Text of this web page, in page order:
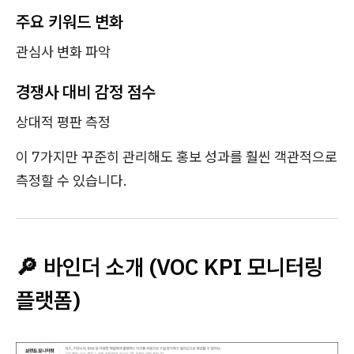
주요 키워드 변화
관심사 변화 파악
경쟁사 대비 감정 점수
상대적 평판 측정
이 7가지만 꾸준히 관리해도 홍보 성과를 훨씬 객관적으로
측정할 수 있습니다.
🔎 바인더 소개 (VOC KPI 모니터링
플랫폼)